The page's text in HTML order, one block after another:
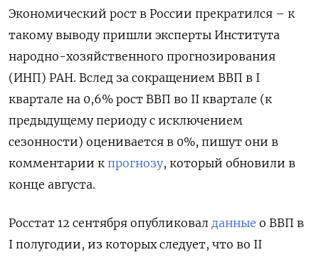
Экономический рост в России прекратился – к
такому выводу пришли эксперты Института
народно-хозяйственного прогнозирования
(ИНП) РАН. Вслед за сокращением ВВП в I
квартале на 0,6% рост ВВП во II квартале (к
предыдущему периоду с исключением
сезонности) оценивается в 0%, пишут они в
комментарии к прогнозу, который обновили в
конце августа.
Росстат 12 сентября опубликовал данные о ВВП в
I полугодии, из которых следует, что во II